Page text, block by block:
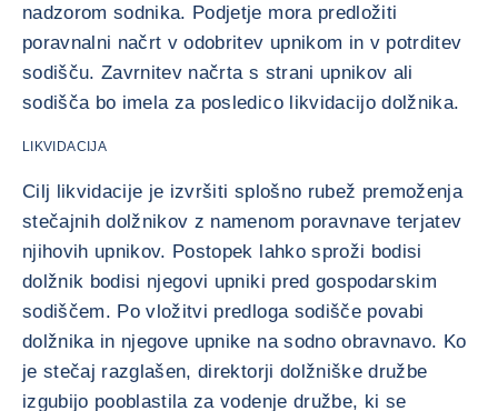
nadzorom sodnika. Podjetje mora predložiti
poravnalni načrt v odobritev upnikom in v potrditev
sodišču. Zavrnitev načrta s strani upnikov ali
sodišča bo imela za posledico likvidacijo dolžnika.
LIKVIDACIJA
Cilj likvidacije je izvršiti splošno rubež premoženja
stečajnih dolžnikov z namenom poravnave terjatev
njihovih upnikov. Postopek lahko sproži bodisi
dolžnik bodisi njegovi upniki pred gospodarskim
sodiščem. Po vložitvi predloga sodišče povabi
dolžnika in njegove upnike na sodno obravnavo. Ko
je stečaj razglašen, direktorji dolžniške družbe
izgubijo pooblastila za vodenje družbe, ki se